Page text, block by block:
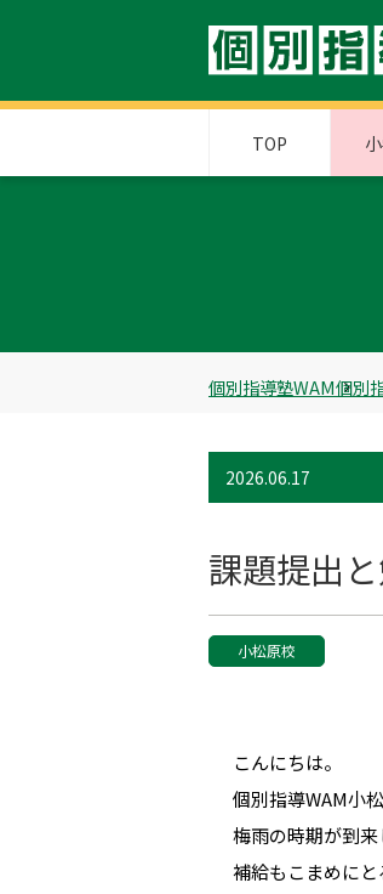
TOP
個別指導塾WAM個別
2026.06.17
課題提出
小松原校
こんにちは。
個別指導WAM小
梅雨の時期が到
補給もこまめに